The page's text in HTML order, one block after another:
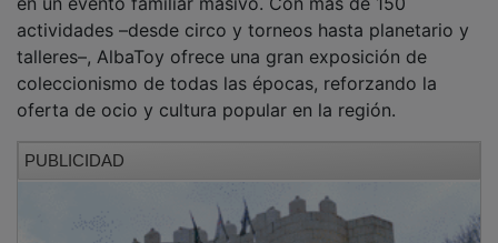
actividades –desde circo y torneos hasta planetario y
talleres–, AlbaToy ofrece una gran exposición de
coleccionismo de todas las épocas, reforzando la
oferta de ocio y cultura popular en la región.